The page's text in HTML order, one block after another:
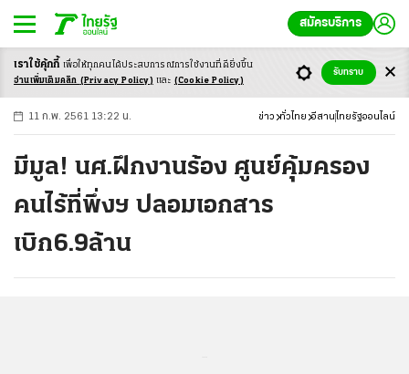
สมัครบริการ
-ก ก ก+
11 ก.พ. 2561 13:22 น. ข่าว ทั่วไทย อีสาน ไทยรัฐออนไลน์
มีมูล! นศ.ฝึกงานร้อง ศูนย์คุ้มครอง
คนไร้ที่พึ่งฯ ปลอมเอกสาร
เบิก6.9ล้าน
เราใช้คุ้กกี้ เพื่อให้ทุกคนได้ประสบการณ์การใช้งานที่ดียิ่งขึ้น
อ่านเพิ่มเติมคลิก (Privacy Policy) และ (Cookie Policy)
รับทราบ